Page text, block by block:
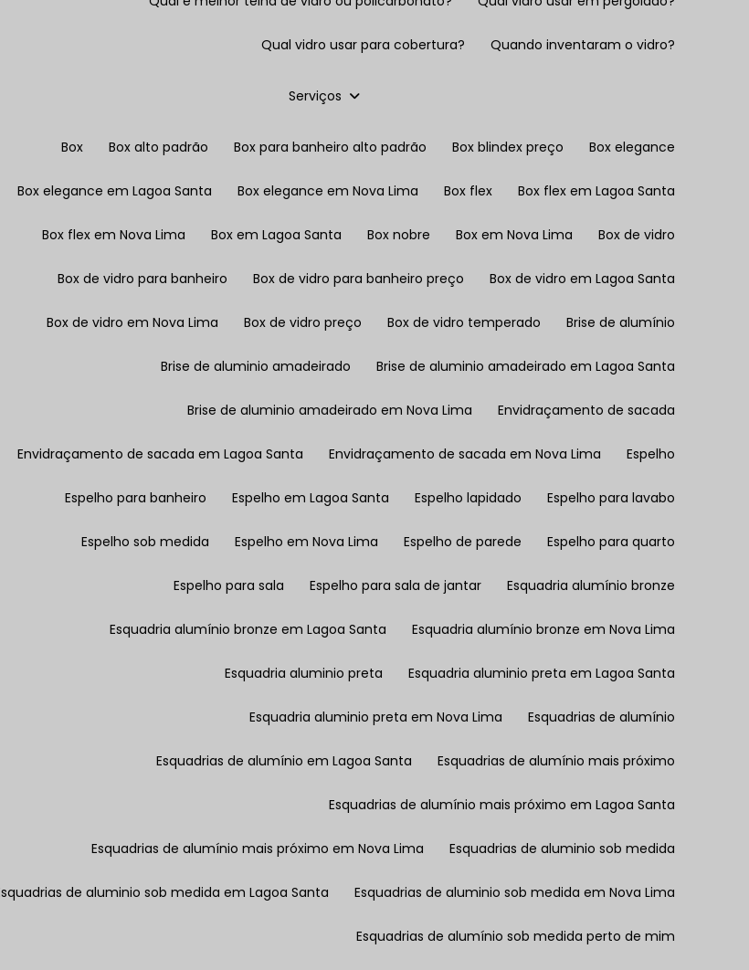
Qual vidro usar para cobertura? Quando inventaram o vidro?
Serviços
Box Box alto padrão Box para banheiro alto padrão Box blindex preço Box elegance
Box elegance em Lagoa Santa Box elegance em Nova Lima Box flex Box flex em Lagoa Santa
Box flex em Nova Lima Box em Lagoa Santa Box nobre Box em Nova Lima Box de vidro
Box de vidro para banheiro Box de vidro para banheiro preço Box de vidro em Lagoa Santa
Box de vidro em Nova Lima Box de vidro preço Box de vidro temperado Brise de alumínio
Brise de aluminio amadeirado Brise de aluminio amadeirado em Lagoa Santa
Brise de aluminio amadeirado em Nova Lima Envidraçamento de sacada
Envidraçamento de sacada em Lagoa Santa Envidraçamento de sacada em Nova Lima Espelho
Espelho para banheiro Espelho em Lagoa Santa Espelho lapidado Espelho para lavabo
Espelho sob medida Espelho em Nova Lima Espelho de parede Espelho para quarto
Espelho para sala Espelho para sala de jantar Esquadria alumínio bronze
Esquadria alumínio bronze em Lagoa Santa Esquadria alumínio bronze em Nova Lima
Esquadria aluminio preta Esquadria aluminio preta em Lagoa Santa
Esquadria aluminio preta em Nova Lima Esquadrias de alumínio
Esquadrias de alumínio em Lagoa Santa Esquadrias de alumínio mais próximo
Esquadrias de alumínio mais próximo em Lagoa Santa
Esquadrias de alumínio mais próximo em Nova Lima Esquadrias de aluminio sob medida
Esquadrias de aluminio sob medida em Lagoa Santa Esquadrias de aluminio sob medida em Nova Lima
Esquadrias de alumínio sob medida perto de mim